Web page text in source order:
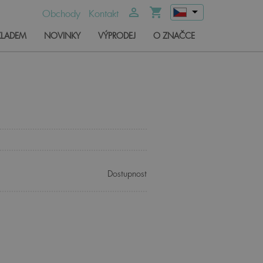
Obchody Kontakt person_outline shopping_cart
arrow_drop_down
NOVINKY VÝPRODEJ O ZNAČCE
Dostupnost